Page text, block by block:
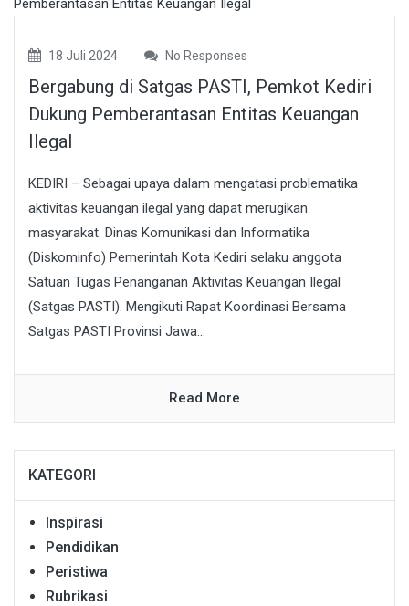
18 Juli 2024 No Responses
Bergabung di Satgas PASTI, Pemkot Kediri
Dukung Pemberantasan Entitas Keuangan
Ilegal
KEDIRI – Sebagai upaya dalam mengatasi problematika
aktivitas keuangan ilegal yang dapat merugikan
masyarakat. Dinas Komunikasi dan Informatika
(Diskominfo) Pemerintah Kota Kediri selaku anggota
Satuan Tugas Penanganan Aktivitas Keuangan Ilegal
(Satgas PASTI). Mengikuti Rapat Koordinasi Bersama
Satgas PASTI Provinsi Jawa...
Read More
KATEGORI
Inspirasi
Pendidikan
Peristiwa
Rubrikasi